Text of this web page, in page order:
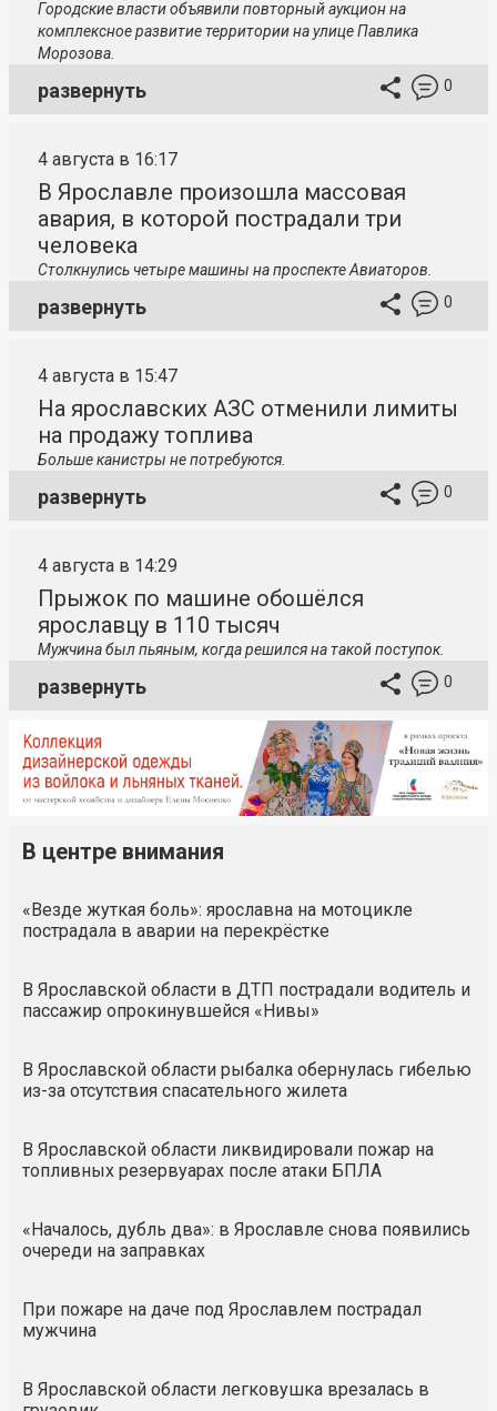
Городские власти объявили повторный аукцион на
комплексное развитие территории на улице Павлика
Морозова.
развернуть 0
4 августа в 16:17
В Ярославле произошла массовая
авария, в которой пострадали три
человека
Столкнулись четыре машины на проспекте Авиаторов.
развернуть 0
4 августа в 15:47
На ярославских АЗС отменили лимиты
на продажу топлива
Больше канистры не потребуются.
развернуть 0
4 августа в 14:29
Прыжок по машине обошёлся
ярославцу в 110 тысяч
Мужчина был пьяным, когда решился на такой поступок.
развернуть 0
В центре внимания
«Везде жуткая боль»: ярославна на мотоцикле
пострадала в аварии на перекрёстке
В Ярославской области в ДТП пострадали водитель и
пассажир опрокинувшейся «Нивы»
В Ярославской области рыбалка обернулась гибелью
из-за отсутствия спасательного жилета
В Ярославской области ликвидировали пожар на
топливных резервуарах после атаки БПЛА
«Началось, дубль два»: в Ярославле снова появились
очереди на заправках
При пожаре на даче под Ярославлем пострадал
мужчина
В Ярославской области легковушка врезалась в